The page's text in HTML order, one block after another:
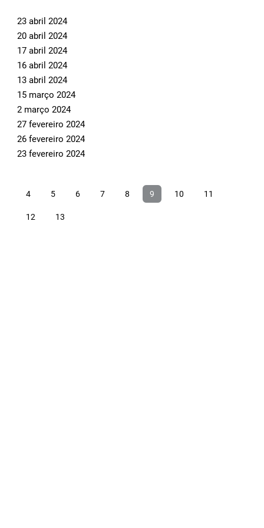
23 abril 2024
20 abril 2024
17 abril 2024
16 abril 2024
13 abril 2024
15 março 2024
2 março 2024
27 fevereiro 2024
26 fevereiro 2024
23 fevereiro 2024
4 5 6 7 8 9 10 11
12 13